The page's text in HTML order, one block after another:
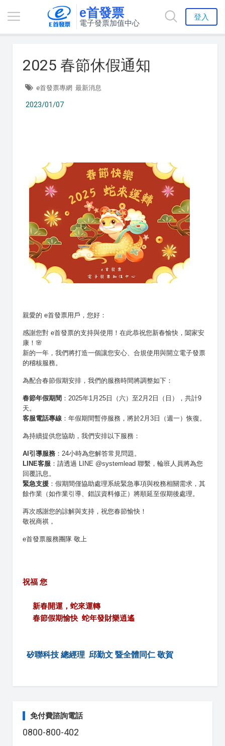
e首發票
電子發票加值中心
登入
2025 春節休假通知
e首發票專網 最新消息
2023/01/07
親愛的 e首發票用戶，您好：
感謝您對 e首發票的支持與使用！在此恭祝您新春愉快，闔家安
康！🌸
新的一年，我們將打造一個讓您安心、合規使用與開立電子發票
的稽核服務。
為配合春節假期安排，我們的服務時間將調整如下：
春節年假期間 ：2025年1月25日（六）至2月2日（日），共計9
天。
客服電話專線 ：年假期間暫停服務，將於2月3日（週一）恢復。
為持續提供您協助，我們安排以下服務：
AI引導服務 ：24小時為您解答常見問題。
LINE客服 ：請透過 LINE @systemlead 聯繫，輪班人員將為您
回覆訊息。
緊急支援 ：假期間僅協助處理系統緊急事項與稅務相關需求，其
餘作業（如作業引導、錯誤資料修正）將順延至假期後處理。
再次感謝您的諒解與支持，祝您春節愉快！
敬祝商祺，
e首發票服務團隊 敬上
祝福 您
     春節假期愉快
蛇年發財樂逍遙
矽聯科技 總經理  邱勤文 暨全體同仁 敬賀
免付費諮詢電話
0800-800-402